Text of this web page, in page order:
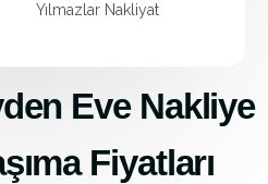
Yılmazlar Nakliyat
Eve Nakliye
Fiyatları